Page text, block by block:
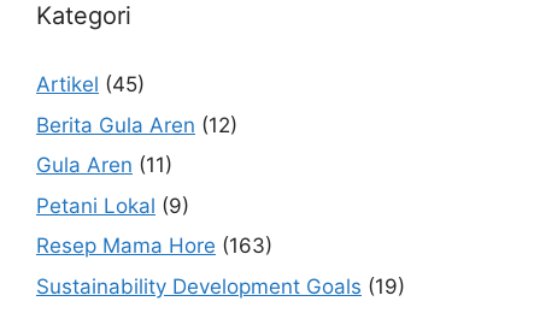
Kategori
Artikel (45)
Berita Gula Aren (12)
Gula Aren (11)
Petani Lokal (9)
Resep Mama Hore (163)
Sustainability Development Goals (19)